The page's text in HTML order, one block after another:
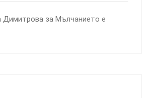
Димитрова за Мълчанието е